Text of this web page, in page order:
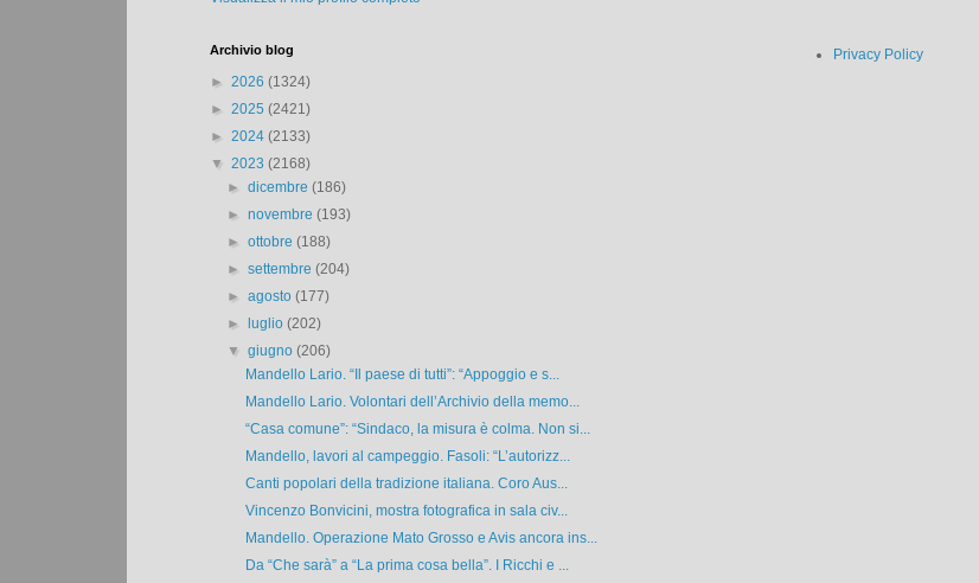
Archivio blog
► 2026 (1324)
► 2025 (2421)
► 2024 (2133)
▼ 2023 (2168)
►dicembre(186)
►novembre(193)
►ottobre(188)
►settembre(204)
►agosto(177)
►
luglio(202)
▼giugno(206)
Mandello Lario. “Il paese di tutti”: “Appoggio e s...
Mandello Lario. Volontari dell’Archivio della memo...
“Casa comune”: “Sindaco, la misura è colma. Non si...
Mandello, lavori al campeggio. Fasoli: “L’autorizz...
Canti popolari della tradizione italiana. Coro Aus...
Vincenzo Bonvicini, mostra fotografica in sala civ...
Mandello. Operazione Mato Grosso e Avis ancora ins...
Da “Che sarà” a “La prima cosa bella”. I Ricchi e ...
Privacy Policy